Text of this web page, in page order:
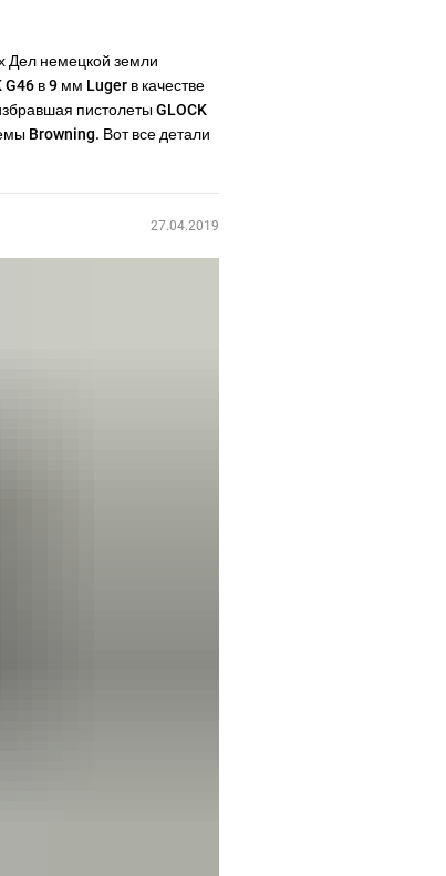
Дел немецкой земли
в 9 мм Luger в качестве
пистолеты GLOCK
Browning. Вот все детали
27.04.2019